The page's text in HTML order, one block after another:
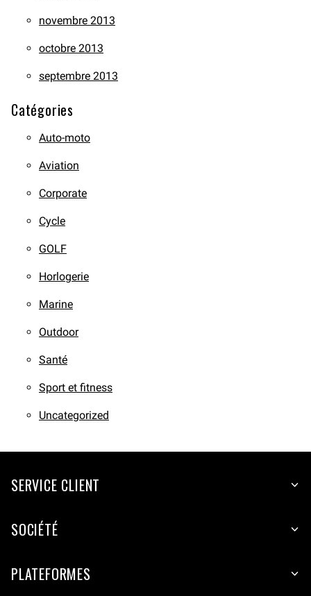
novembre 2013
octobre 2013
septembre 2013
Catégories
Auto-moto
Aviation
Corporate
Cycle
GOLF
Horlogerie
Marine
Outdoor
Santé
Sport et fitness
Uncategorized
SERVICE CLIENT
SOCIÉTÉ
PLATEFORMES